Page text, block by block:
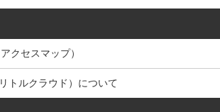
クセスマップ）
トルクラウド）について